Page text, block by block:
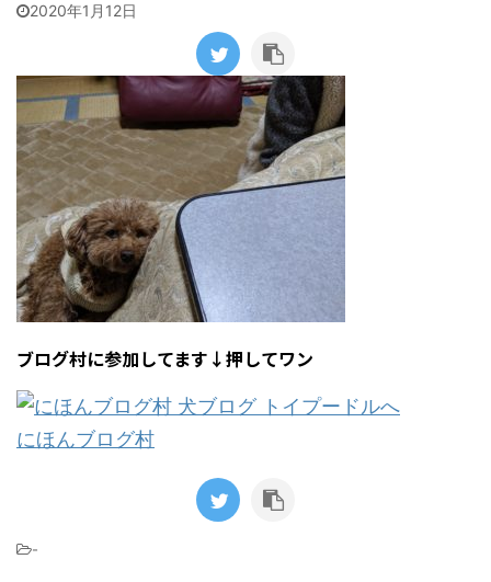
2020年1月12日
ブログ村に参加してます↓押してワン
にほんブログ村
-